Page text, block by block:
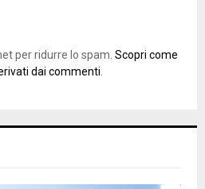
per ridurre lo spam. Scopri come
dai commenti